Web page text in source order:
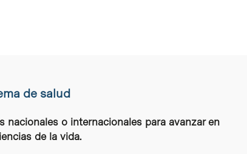
de salud
nacionales o internacionales para avanzar en
de la vida.